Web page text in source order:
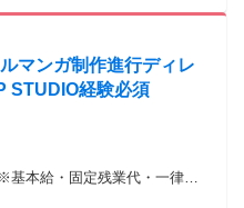
んだ経験 【こんな方
い方 ◎先生方や生徒の声に耳
場の状況を理解しながら、
好きな方 ◎変化や新しい挑戦
できる価値提供があります。
マンガ制作進行ディレ
STUDIO経験必須
基本給・固定残業代・一律手